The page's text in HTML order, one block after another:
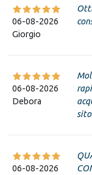
06-08-2026
Giorgio
06-08-2026
Debora
06-08-2026